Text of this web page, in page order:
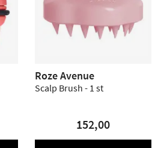
Roze Avenue
Scalp Brush - 1 st
152,00